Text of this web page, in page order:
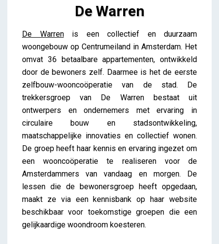
De Warren
De Warren
De Warrenis een collectief en duurzaam
woongebouw op Centrumeiland in Amsterdam. Het
omvat 36 betaalbare appartementen, ontwikkeld
door de bewoners zelf. Daarmee is het de eerste
zelfbouw-wooncoöperatie van de stad. De
trekkersgroep van De Warren bestaat uit
ontwerpers en ondernemers met ervaring in
circulaire bouw en stadsontwikkeling,
maatschappelijke innovaties en collectief wonen.
De groep heeft haar kennis en ervaring ingezet om
een wooncoöperatie te realiseren voor de
Amsterdammers van vandaag en morgen. De
lessen die de bewonersgroep heeft opgedaan,
maakt ze via een kennisbank op haar website
beschikbaar voor toekomstige groepen die een
gelijkaardige woondroom koesteren.